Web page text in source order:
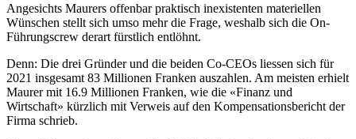
Angesichts Maurers offenbar praktisch inexistenten materiellen
Wünschen stellt sich umso mehr die Frage, weshalb sich die On-
Führungscrew derart fürstlich entlöhnt.
Denn: Die drei Gründer und die beiden Co-CEOs liessen sich für
2021 insgesamt 83 Millionen Franken auszahlen. Am meisten erhielt
Maurer mit 16.9 Millionen Franken, wie die «Finanz und
Wirtschaft» kürzlich mit Verweis auf den Kompensationsbericht der
Firma schrieb.